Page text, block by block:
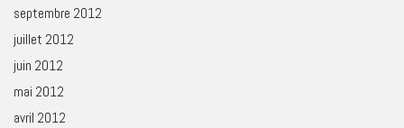
septembre 2012
juillet 2012
juin 2012
mai 2012
avril 2012